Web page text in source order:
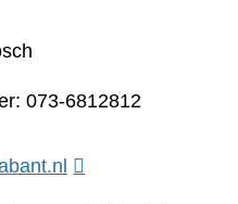
073-6812812